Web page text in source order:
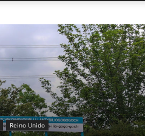
World
Thru
Reino Unido